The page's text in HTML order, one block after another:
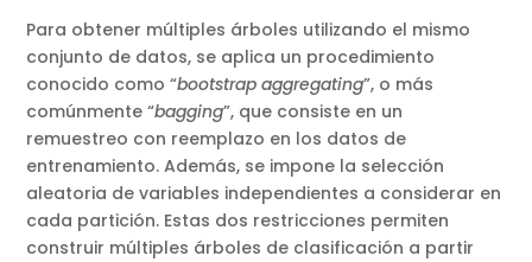
Para obtener múltiples árboles utilizando el mismo
conjunto de datos, se aplica un procedimiento
conocido como “bootstrap aggregating”, o más
comúnmente “bagging”, que consiste en un
remuestreo con reemplazo en los datos de
entrenamiento. Además, se impone la selección
aleatoria de variables independientes a considerar en
cada partición. Estas dos restricciones permiten
construir múltiples árboles de clasificación a partir